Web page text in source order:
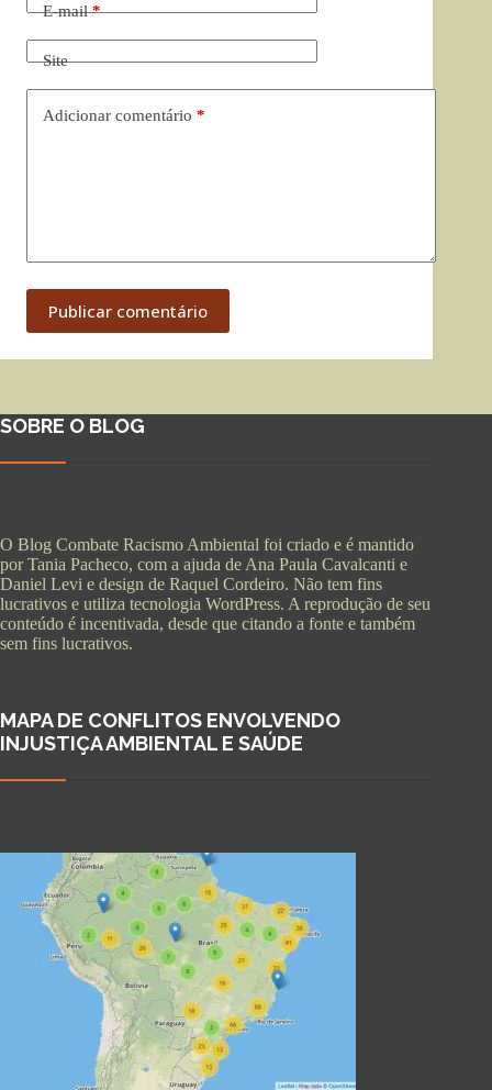
E-mail*
Site
Adicionar comentário *
Publicar comentário
SOBRE O BLOG
O Blog Combate Racismo Ambiental foi criado e é mantido
por Tania Pacheco, com a ajuda de Ana Paula Cavalcanti e
Daniel Levi e design de Raquel Cordeiro. Não tem fins
lucrativos e utiliza tecnologia WordPress. A reprodução de seu
conteúdo é incentivada, desde que citando a fonte e também
sem fins lucrativos.
MAPA DE CONFLITOS ENVOLVENDO
INJUSTIÇA AMBIENTAL E SAÚDE